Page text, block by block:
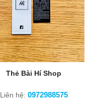
Thẻ Bài Hí Shop
Liên hệ: 0972988575